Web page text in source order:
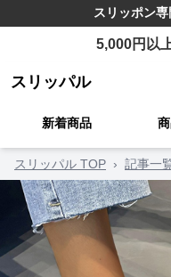
スリッポン専
5,000円以
スリッパル
新着商品
スリッパル TOP › 記事一